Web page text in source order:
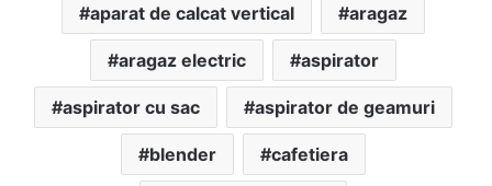
aparat de calcat vertical aragaz
aragaz electric aspirator
aspirator cu sac aspirator de geamuri
blender cafetiera